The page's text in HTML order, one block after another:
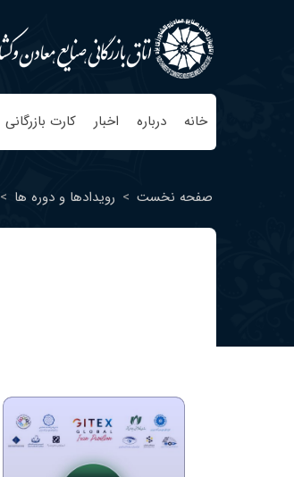
خانه درباره اخبار کارت بازرگانی
صفحه نخست > رویدادها و دوره ها >